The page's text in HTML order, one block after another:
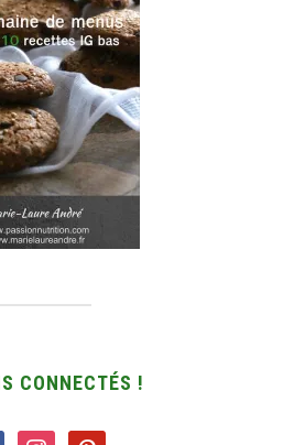
CONNECTÉS !